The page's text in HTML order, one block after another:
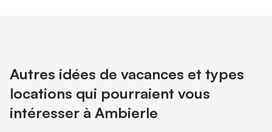
Autres idées de vacances et types
locations qui pourraient vous
intéresser à Ambierle